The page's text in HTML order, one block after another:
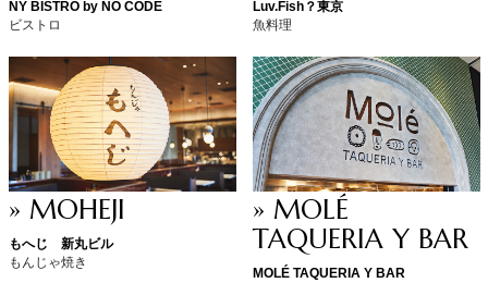
NY BISTRO by NO CODE
ビストロ
Luv.Fish？東京
魚料理
» MOHEJI
もへじ 新丸ビル
もんじゃ焼き
» MOLÉ
TAQUERIA Y BAR
MOLÉ TAQUERIA Y BAR